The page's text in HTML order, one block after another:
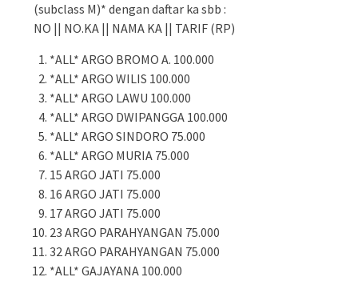
(subclass M)* dengan daftar ka sbb :
NO || NO.KA || NAMA KA || TARIF (RP)
*ALL* ARGO BROMO A. 100.000
*ALL* ARGO WILIS 100.000
*ALL* ARGO LAWU 100.000
*ALL* ARGO DWIPANGGA 100.000
*ALL* ARGO SINDORO 75.000
*ALL* ARGO MURIA 75.000
15 ARGO JATI 75.000
16 ARGO JATI 75.000
17 ARGO JATI 75.000
23 ARGO PARAHYANGAN 75.000
32 ARGO PARAHYANGAN 75.000
*ALL* GAJAYANA 100.000